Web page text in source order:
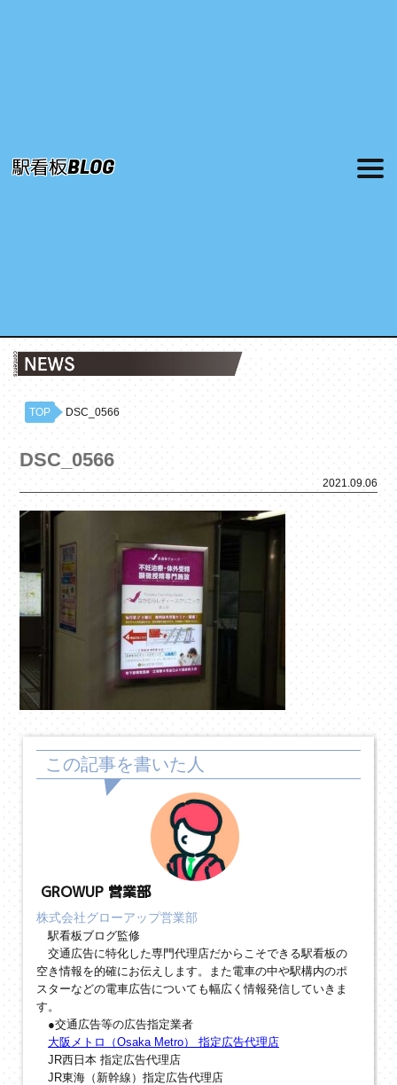
駅看板BLOG
TOP DSC_0566
DSC_0566
2021.09.06
この記事を書いた人
GROWUP 営業部
株式会社グローアップ営業部
駅看板ブログ監修
交通広告に特化した専門代理店だからこそできる駅看板の
空き情報を的確にお伝えします。また電車の中や駅構内のポ
スターなどの電車広告についても幅広く情報発信していきま
す。
●交通広告等の広告指定業者
大阪メトロ（Osaka Metro） 指定広告代理店
JR西日本 指定広告代理店
JR東海（新幹線）指定広告代理店